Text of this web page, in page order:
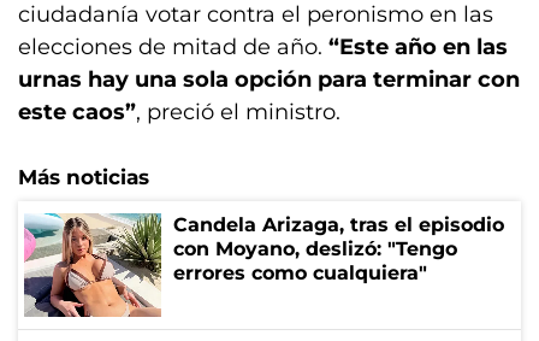
ciudadanía votar contra el peronismo en las
elecciones de mitad de año. “Este año en las
urnas hay una sola opción para terminar con
este caos”, preció el ministro.
Más noticias
Candela Arizaga, tras el episodio
con Moyano, deslizó: "Tengo
errores como cualquiera"